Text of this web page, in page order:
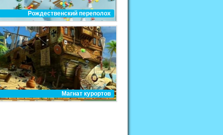
Рождественский переполох
Магнат курортов